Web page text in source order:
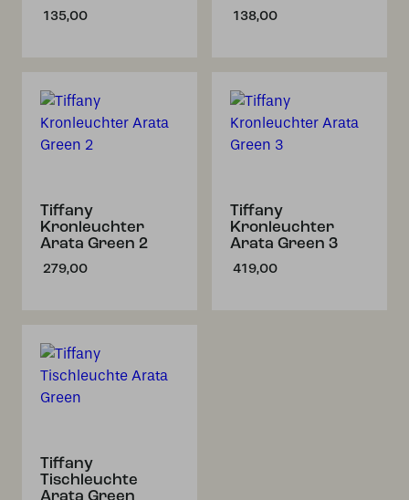
135,00 138,00
Tiffany
Kronleuchter
Arata Green 2
279,00
Tiffany
Kronleuchter
Arata Green 3
419,00
Tiffany
Tischleuchte
Arata Green